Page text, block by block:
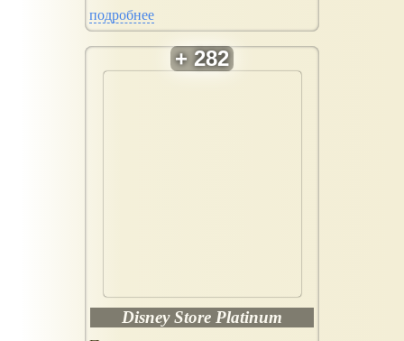
подробнее
Disney Store Platinum